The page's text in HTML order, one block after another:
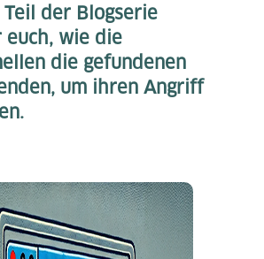
Teil der Blogserie
wie die
die gefundenen
um ihren Angriff